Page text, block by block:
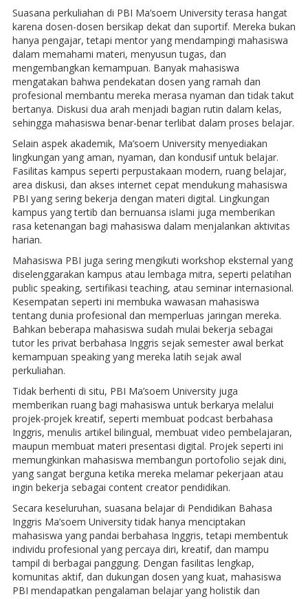
Suasana perkuliahan di PBI Ma’soem University terasa hangat
karena dosen-dosen bersikap dekat dan suportif. Mereka bukan
hanya pengajar, tetapi mentor yang mendampingi mahasiswa
dalam memahami materi, menyusun tugas, dan
mengembangkan kemampuan. Banyak mahasiswa
mengatakan bahwa pendekatan dosen yang ramah dan
profesional membantu mereka merasa nyaman dan tidak takut
bertanya. Diskusi dua arah menjadi bagian rutin dalam kelas,
sehingga mahasiswa benar-benar terlibat dalam proses belajar.
Selain aspek akademik, Ma’soem University menyediakan
lingkungan yang aman, nyaman, dan kondusif untuk belajar.
Fasilitas kampus seperti perpustakaan modern, ruang belajar,
area diskusi, dan akses internet cepat mendukung mahasiswa
PBI yang sering bekerja dengan materi digital. Lingkungan
kampus yang tertib dan bernuansa islami juga memberikan
rasa ketenangan bagi mahasiswa dalam menjalankan aktivitas
harian.
Mahasiswa PBI juga sering mengikuti workshop eksternal yang
diselenggarakan kampus atau lembaga mitra, seperti pelatihan
public speaking, sertifikasi teaching, atau seminar internasional.
Kesempatan seperti ini membuka wawasan mahasiswa
tentang dunia profesional dan memperluas jaringan mereka.
Bahkan beberapa mahasiswa sudah mulai bekerja sebagai
tutor les privat berbahasa Inggris sejak semester awal berkat
kemampuan speaking yang mereka latih sejak awal
perkuliahan.
Tidak berhenti di situ, PBI Ma’soem University juga
memberikan ruang bagi mahasiswa untuk berkarya melalui
projek-projek kreatif, seperti membuat podcast berbahasa
Inggris, menulis artikel bilingual, membuat video pembelajaran,
maupun membuat materi presentasi digital. Projek seperti ini
memungkinkan mahasiswa membangun portofolio sejak dini,
yang sangat berguna ketika mereka melamar pekerjaan atau
ingin bekerja sebagai content creator pendidikan.
Secara keseluruhan, suasana belajar di Pendidikan Bahasa
Inggris Ma’soem University tidak hanya menciptakan
mahasiswa yang pandai berbahasa Inggris, tetapi membentuk
individu profesional yang percaya diri, kreatif, dan mampu
tampil di berbagai panggung. Dengan fasilitas lengkap,
komunitas aktif, dan dukungan dosen yang kuat, mahasiswa
PBI mendapatkan pengalaman belajar yang holistik dan